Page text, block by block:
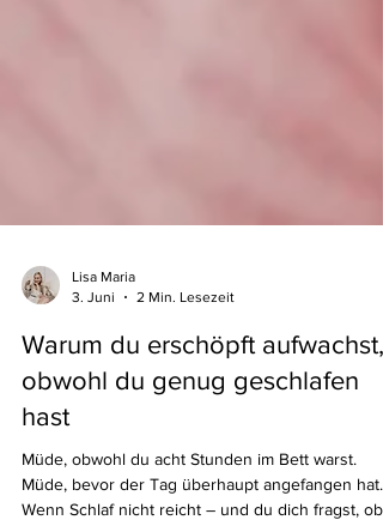
2 Min. Lesezeit
Warum du erschöpft aufwachst,
obwohl du genug geschlafen
hast
Müde, obwohl du acht Stunden im Bett warst.
Müde, bevor der Tag überhaupt angefangen hat.